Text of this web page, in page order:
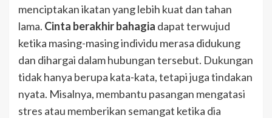
menciptakan ikatan yang lebih kuat dan tahan
lama. Cinta berakhir bahagia dapat terwujud
ketika masing-masing individu merasa didukung
dan dihargai dalam hubungan tersebut. Dukungan
tidak hanya berupa kata-kata, tetapi juga tindakan
nyata. Misalnya, membantu pasangan mengatasi
stres atau memberikan semangat ketika dia